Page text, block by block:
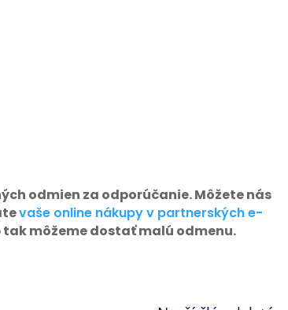
odmien za odporúčanie. Môžete nás
vaše online nákupy v partnerských e-
tak môžeme dostať malú odmenu.